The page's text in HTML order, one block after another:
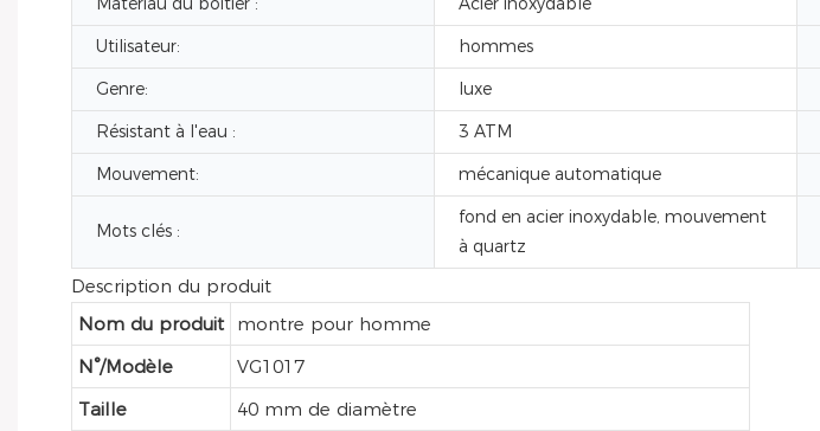
Utilisateur:
hommes
Genre:
luxe
Résistant à l'eau :
3 ATM
Mouvement:
mécanique automatique
Mots clés :
fond en acier inoxydable, mouvement
à quartz
Description du produit
Nom du produit
montre pour homme
N°/Modèle
VG1017
Taille
40 mm de diamètre